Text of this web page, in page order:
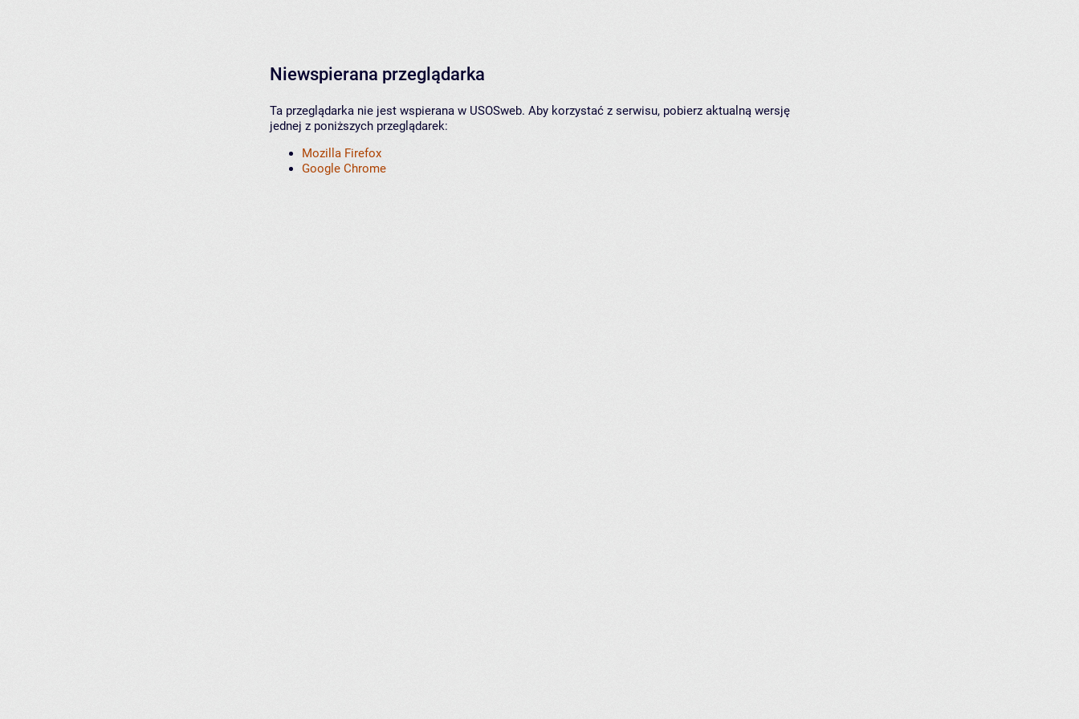
Niewspierana przeglądarka
Ta przeglądarka nie jest wspierana w USOSweb. Aby korzystać z serwisu, pobierz aktualną wersję
jednej z poniższych przeglądarek:
Mozilla Firefox
Google Chrome